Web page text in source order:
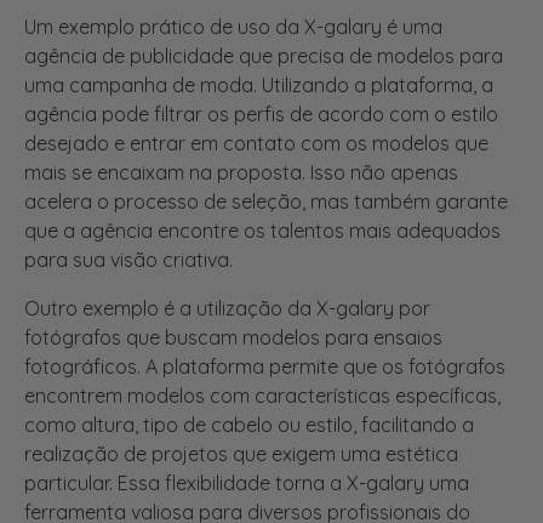
uma campanha de moda. Utilizando a plataforma, a
agência pode filtrar os perfis de acordo com o estilo
desejado e entrar em contato com os modelos que
mais se encaixam na proposta. Isso não apenas
acelera o processo de seleção, mas também garante
que a agência encontre os talentos mais adequados
para sua visão criativa.
Outro exemplo é a utilização da X-galary por
fotográficos. A plataforma permite que os fotógrafos
encontrem modelos com características específicas,
como altura, tipo de cabelo ou estilo, facilitando a
realização de projetos que exigem uma estética
particular. Essa flexibilidade torna a X-galary uma
ferramenta valiosa para diversos profissionais do
setor criativo.